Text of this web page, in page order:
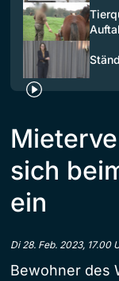
sich
ein
Di 28. Feb. 2023, 17.00
Bewohner des